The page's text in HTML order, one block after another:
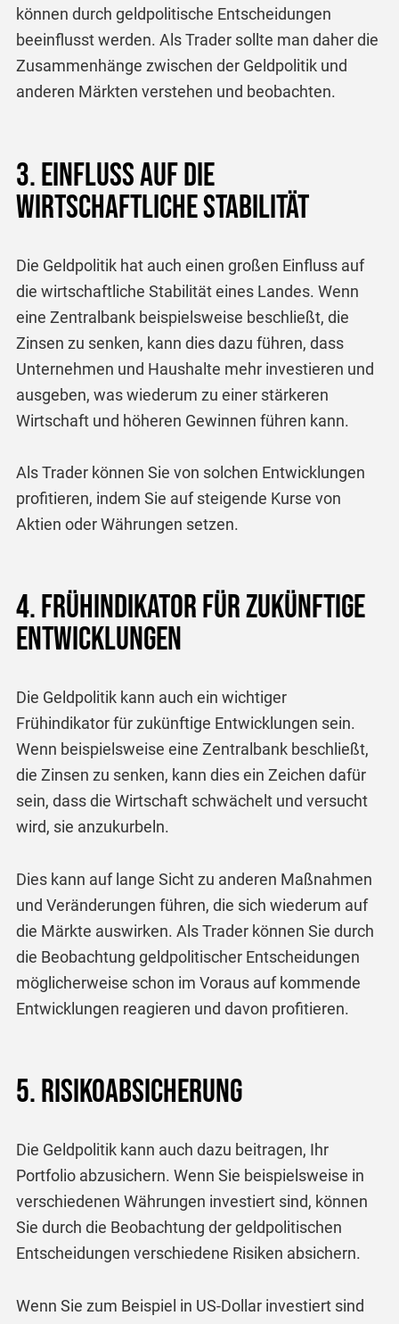
können durch geldpolitische Entscheidungen
beeinflusst werden. Als Trader sollte man daher die
Zusammenhänge zwischen der Geldpolitik und
anderen Märkten verstehen und beobachten.
3. Einfluss auf die
wirtschaftliche Stabilität
Die Geldpolitik hat auch einen großen Einfluss auf
die wirtschaftliche Stabilität eines Landes. Wenn
eine Zentralbank beispielsweise beschließt, die
Zinsen zu senken, kann dies dazu führen, dass
Unternehmen und Haushalte mehr investieren und
ausgeben, was wiederum zu einer stärkeren
Wirtschaft und höheren Gewinnen führen kann.
Als Trader können Sie von solchen Entwicklungen
profitieren, indem Sie auf steigende Kurse von
Aktien oder Währungen setzen.
4. Frühindikator für zukünftige
Entwicklungen
Die Geldpolitik kann auch ein wichtiger
Frühindikator für zukünftige Entwicklungen sein.
Wenn beispielsweise eine Zentralbank beschließt,
die Zinsen zu senken, kann dies ein Zeichen dafür
sein, dass die Wirtschaft schwächelt und versucht
wird, sie anzukurbeln.
Dies kann auf lange Sicht zu anderen Maßnahmen
und Veränderungen führen, die sich wiederum auf
die Märkte auswirken. Als Trader können Sie durch
die Beobachtung geldpolitischer Entscheidungen
möglicherweise schon im Voraus auf kommende
Entwicklungen reagieren und davon profitieren.
5. Risikoabsicherung
Die Geldpolitik kann auch dazu beitragen, Ihr
Portfolio abzusichern. Wenn Sie beispielsweise in
verschiedenen Währungen investiert sind, können
Sie durch die Beobachtung der geldpolitischen
Entscheidungen verschiedene Risiken absichern.
Wenn Sie zum Beispiel in US-Dollar investiert sind